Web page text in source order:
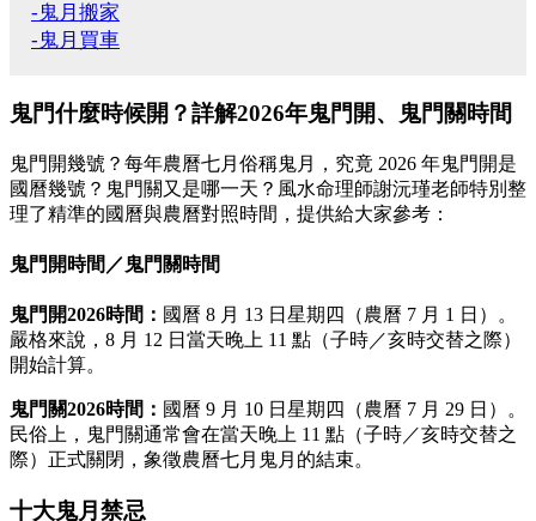
-鬼月搬家
-鬼月買車
鬼門什麼時候開？詳解2026年鬼門開、鬼門關時間
鬼門開幾號？每年農曆七月俗稱鬼月，究竟 2026 年鬼門開是
國曆幾號？鬼門關又是哪一天？風水命理師謝沅瑾老師特別整
理了精準的國曆與農曆對照時間，提供給大家參考：
鬼門開時間／鬼門關時間
鬼門開2026時間： 國曆 8 月 13 日星期四（農曆 7 月 1 日）。
嚴格來說，8 月 12 日當天晚上 11 點（子時／亥時交替之際）
開始計算。
鬼門關2026時間： 國曆 9 月 10 日星期四（農曆 7 月 29 日）。
民俗上，鬼門關通常會在當天晚上 11 點（子時／亥時交替之
際）正式關閉，象徵農曆七月鬼月的結束。
十大鬼月禁忌